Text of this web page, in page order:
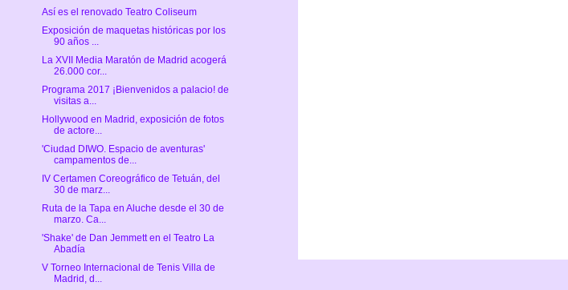
Así es el renovado Teatro Coliseum
Exposición de maquetas históricas por los
90 años ...
La XVII Media Maratón de Madrid acogerá
26.000 cor...
Programa 2017 ¡Bienvenidos a palacio! de
visitas a...
Hollywood en Madrid, exposición de fotos
de actore...
'Ciudad DIWO. Espacio de aventuras'
campamentos de...
IV Certamen Coreográfico de Tetuán, del
30 de marz...
Ruta de la Tapa en Aluche desde el 30 de
marzo. Ca...
'Shake' de Dan Jemmett en el Teatro La
Abadía
V Torneo Internacional de Tenis Villa de
Madrid, d...